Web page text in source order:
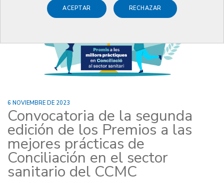
ACEPTAR RECHAZAR
6 NOVIEMBRE DE 2023
Convocatoria de la segunda
edición de los Premios a las
mejores prácticas de
Conciliación en el sector
sanitario del CCMC